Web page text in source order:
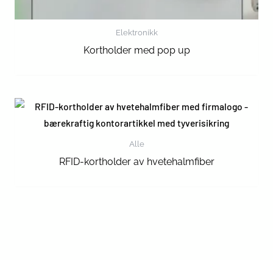
Elektronikk
Kortholder med pop up
Alle
RFID-kortholder av hvetehalmfiber